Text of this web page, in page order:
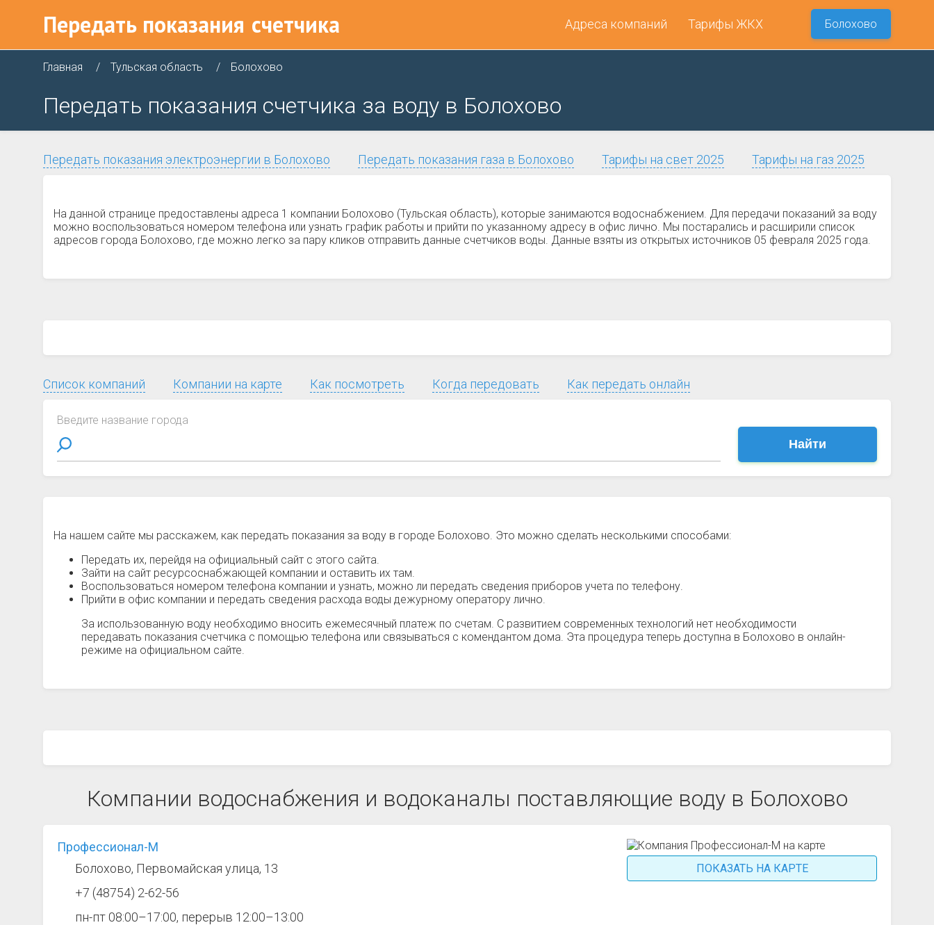
Передать показания счетчика Адреса компаний Тарифы ЖКХ Болохово
Главная Тульская область Болохово
Передать показания счетчика за воду в Болохово
Передать показания электроэнергии в Болохово Передать показания газа в Болохово Тарифы на свет 2025 Тарифы на газ 2025
На данной странице предоставлены адреса 1 компании Болохово (Тульская область), которые занимаются водоснабжением. Для передачи показаний за воду
можно воспользоваться номером телефона или узнать график работы и прийти по указанному адресу в офис лично. Мы постарались и расширили список
адресов города Болохово, где можно легко за пару кликов отправить данные счетчиков воды. Данные взяты из открытых источников 05 февраля 2025 года.
Список компаний Компании на карте Как посмотреть Когда передовать Как передать онлайн
Введите название города
Найти
На нашем сайте мы расскажем, как передать показания за воду в городе Болохово. Это можно сделать несколькими способами:
Передать их, перейдя на официальный сайт с этого сайта.
Зайти на сайт ресурсоснабжающей компании и оставить их там.
Воспользоваться номером телефона компании и узнать, можно ли передать сведения приборов учета по телефону.
Прийти в офис компании и передать сведения расхода воды дежурному оператору лично.
За использованную воду необходимо вносить ежемесячный платеж по счетам. С развитием современных технологий нет необходимости
передавать показания счетчика с помощью телефона или связываться с комендантом дома. Эта процедура теперь доступна в Болохово в онлайн-
режиме на официальном сайте.
Компании водоснабжения и водоканалы поставляющие воду в Болохово
Профессионал-М
Болохово, Первомайская улица, 13
+7 (48754) 2-62-56
пн-пт 08:00–17:00, перерыв 12:00–13:00
ПОКАЗАТЬ НА КАРТЕ